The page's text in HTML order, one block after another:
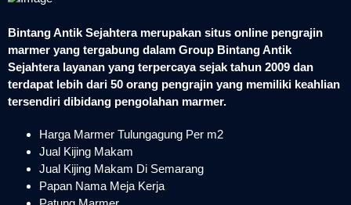
Bintang Antik Sejahtera merupakan situs online pengrajin
marmer yang tergabung dalam Group Bintang Antik
Sejahtera layanan yang terpercaya sejak tahun 2009 dan
terdapat lebih dari 50 orang pengrajin yang memiliki keahlian
tersendiri dibidang pengolahan marmer.
Harga Marmer Tulungagung Per m2
Jual Kijing Makam
Jual Kijing Makam Di Semarang
Papan Nama Meja Kerja